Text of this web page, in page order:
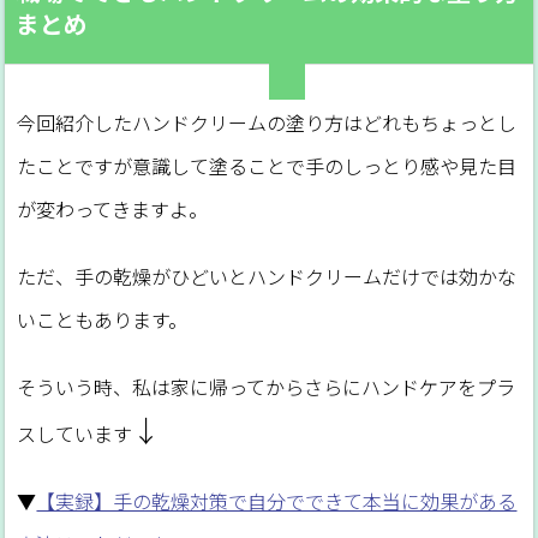
まとめ
今回紹介したハンドクリームの塗り方はどれもちょっとし
たことですが意識して塗ることで手のしっとり感や見た目
が変わってきますよ。
ただ、手の乾燥がひどいとハンドクリームだけでは効かな
いこともあります。
そういう時、私は家に帰ってからさらにハンドケアをプラ
スしています ↓
▼ 【実録】手の乾燥対策で自分でできて本当に効果がある